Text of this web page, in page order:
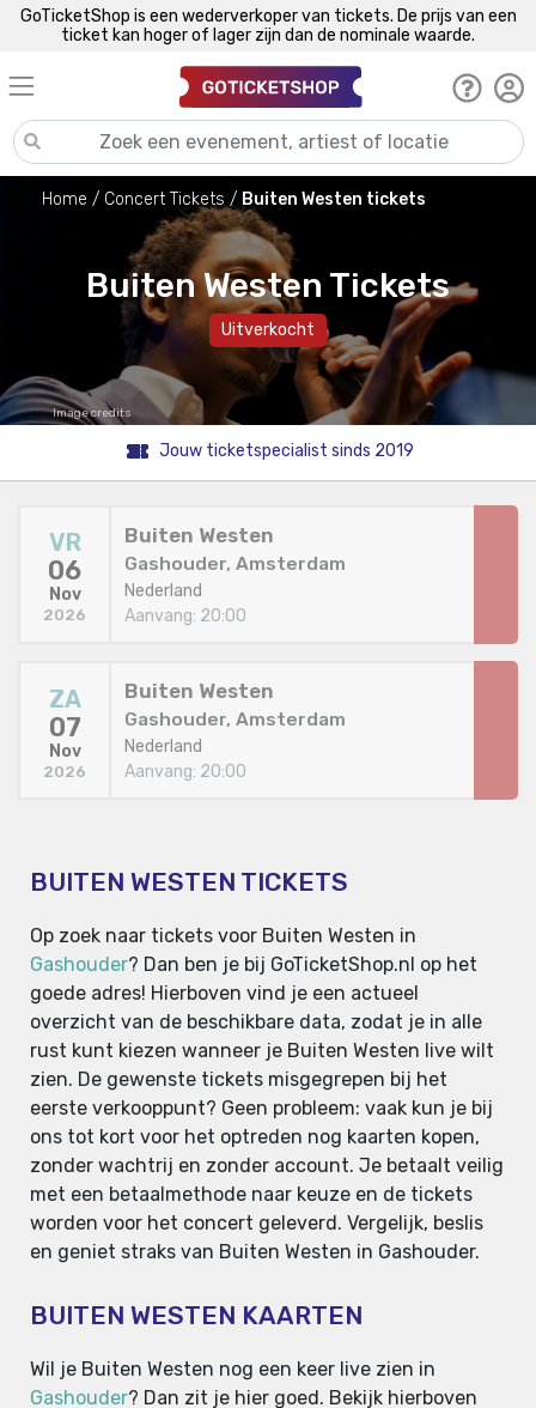
GoTicketShop is een wederverkoper van tickets. De prijs van een
ticket kan hoger of lager zijn dan de nominale waarde.
Home Concert Tickets Buiten Westen tickets
Buiten Westen Tickets
Uitverkocht
Image credits
Jouw ticketspecialist sinds 2019
VR
06
Nov
2026
Buiten Westen
Gashouder, Amsterdam
Nederland
Aanvang: 20:00
ZA
07
Nov
2026
Buiten Westen
Gashouder, Amsterdam
Nederland
Aanvang: 20:00
BUITEN WESTEN TICKETS
Op zoek naar tickets voor Buiten Westen in
Gashouder? Dan ben je bij GoTicketShop.nl op het
goede adres! Hierboven vind je een actueel
overzicht van de beschikbare data, zodat je in alle
rust kunt kiezen wanneer je Buiten Westen live wilt
zien. De gewenste tickets misgegrepen bij het
eerste verkooppunt? Geen probleem: vaak kun je bij
ons tot kort voor het optreden nog kaarten kopen,
zonder wachtrij en zonder account. Je betaalt veilig
met een betaalmethode naar keuze en de tickets
worden voor het concert geleverd. Vergelijk, beslis
en geniet straks van Buiten Westen in Gashouder.
BUITEN WESTEN KAARTEN
Wil je Buiten Westen nog een keer live zien in
Gashouder? Dan zit je hier goed. Bekijk hierboven